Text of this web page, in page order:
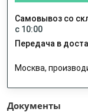
Самовывоз со
с 10:00
Передача в
Москва,
Документы